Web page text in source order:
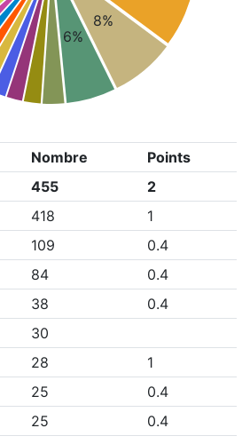
8%
6%
Nombre
Points
455
2
418
1
109
0.4
84
0.4
38
0.4
30
28
1
25
0.4
25
0.4